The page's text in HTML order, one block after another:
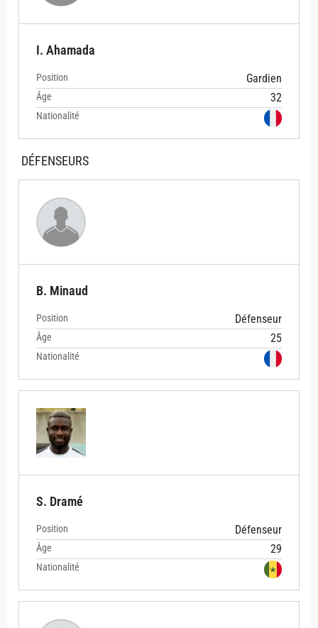
I. Ahamada
Position Gardien
Âge 32
Nationalité
DÉFENSEURS
B. Minaud
Position Défenseur
Âge 25
Nationalité
S. Dramé
Position Défenseur
Âge 29
Nationalité